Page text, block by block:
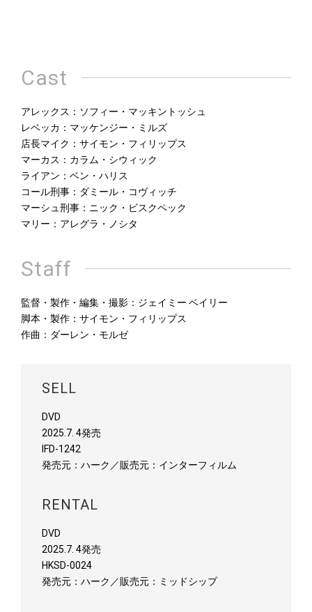
Cast
アレックス：ソフィー・マッキントッシュ
レベッカ：マッケンジー・ミルズ
店長マイク：サイモン・フィリップス
マーカス：カラム・シウィック
ライアン：ベン・ハリス
コール刑事：ダミール・コヴィッチ
マーシュ刑事：ニック・ビスクペック
マリー：アレグラ・ノシタ
Staff
監督・製作・編集・撮影：ジェイミー ベイリー
脚本・製作：サイモン・フィリップス
作曲：ダーレン・モルゼ
SELL
‎DVD
2025.7. 4発売
‎IFD-1242
発売元：ハーク／販売元：インターフィルム
RENTAL
DVD
2025.7. 4発売
HKSD-0024
発売元：ハーク／販売元：ミッドシップ